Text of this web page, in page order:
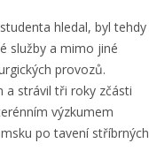
hledal, byl tehdy
služby a mimo jiné
provozů.
a strávil tři roky zčásti
výzkumem
po tavení stříbrných